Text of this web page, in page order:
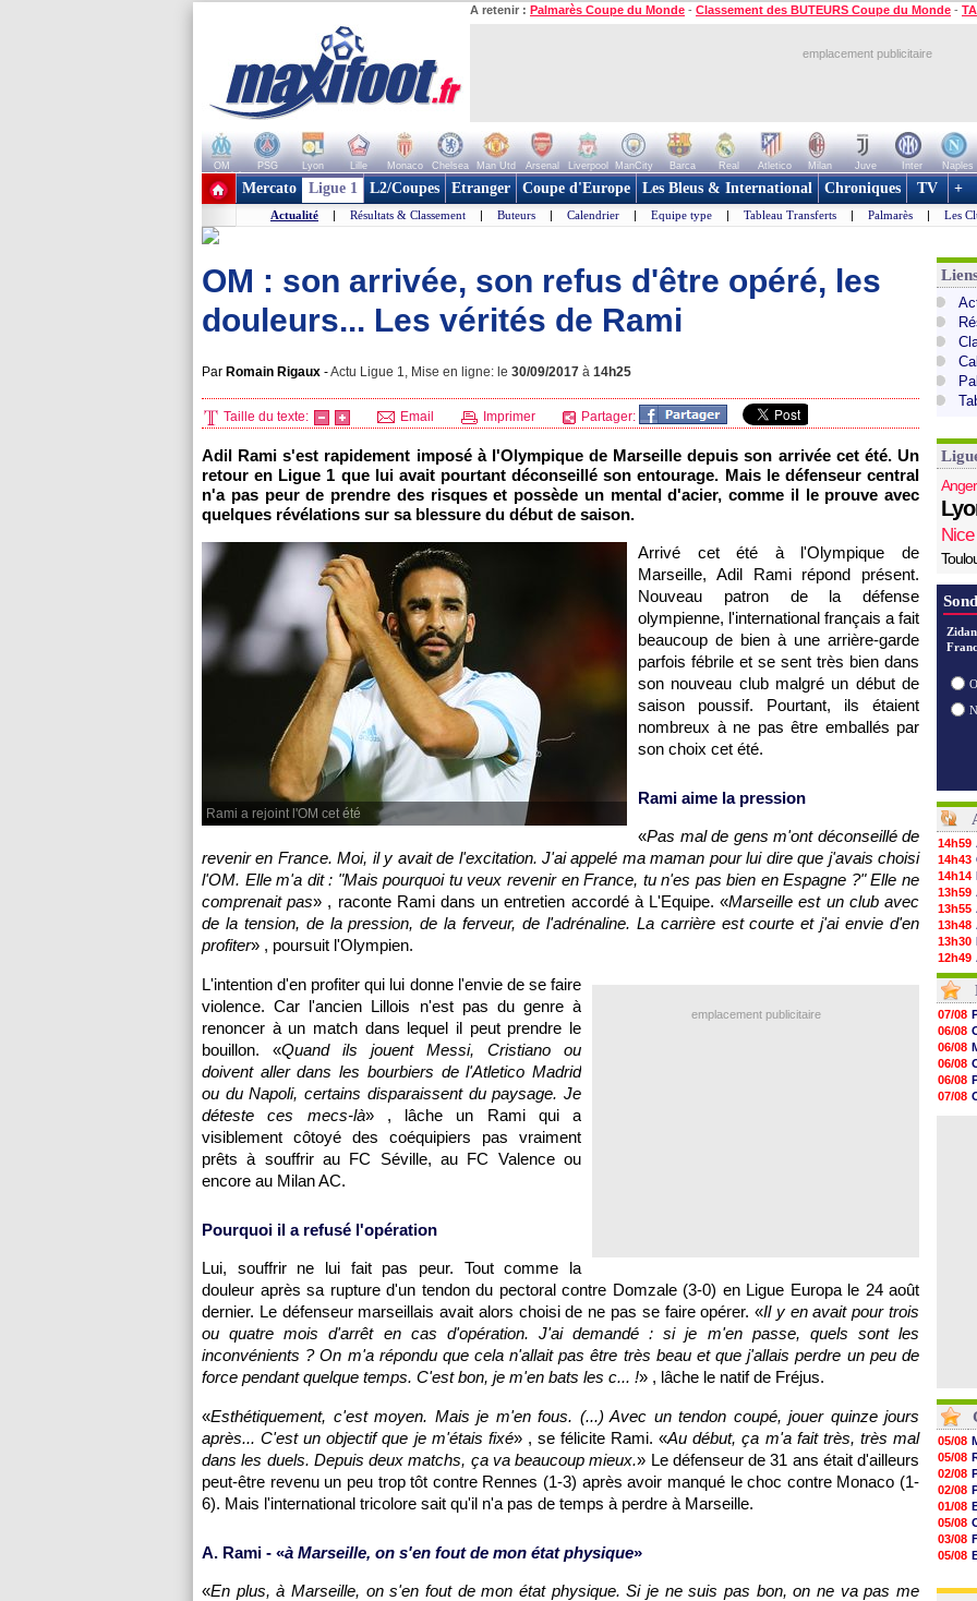
A retenir : Palmarès Coupe du Monde - Classement des BUTEURS Coupe du Monde -
emplacement publicitaire
OM PSG Lyon Lille Monaco Chelsea Man Utd Arsenal Liverpool ManCity Barca Real Atletico Milan Juve Inter Naples
+ de clubs
Mercato Ligue 1 L2/Coupes Etranger Coupe d'Europe Les Bleus & International Chroniques TV +
Actualité | Résultats & Classement | Buteurs | Calendrier | Equipe type | Tableau Transferts | Palmarès | Les
OM : son arrivée, son refus d'être opéré, les
douleurs... Les vérités de Rami
Par Romain Rigaux -Actu Ligue 1, Mise en ligne: le 30/09/2017 à 14h25
Taille du texte: Email Imprimer Partager:
Adil Rami s'est rapidement imposé à l'Olympique de Marseille depuis son arrivée cet été. Un
retour en Ligue 1 que lui avait pourtant déconseillé son entourage. Mais le défenseur central
n'a pas peur de prendre des risques et possède un mental d'acier, comme il le prouve avec
quelques révélations sur sa blessure du début de saison.
Rami a rejoint l'OM cet été
Arrivé cet été à l'Olympique de
Marseille, Adil Rami répond présent.
Nouveau patron de la défense
olympienne, l'international français a fait
beaucoup de bien à une arrière-garde
parfois fébrile et se sent très bien dans
son nouveau club malgré un début de
saison poussif. Pourtant, ils étaient
nombreux à ne pas être emballés par
son choix cet été.
Rami aime la pression
«Pas mal de gens m'ont déconseillé de
revenir en France. Moi, il y avait de l'excitation. J'ai appelé ma maman pour lui dire que j'avais choisi
l'OM. Elle m'a dit : "Mais pourquoi tu veux revenir en France, tu n'es pas bien en Espagne ?" Elle ne
comprenait pas» , raconte Rami dans un entretien accordé à L'Equipe. «Marseille est un club avec
de la tension, de la pression, de la ferveur, de l'adrénaline. La carrière est courte et j'ai envie d'en
profiter» , poursuit l'Olympien.
emplacement publicitaire
L'intention d'en profiter qui lui donne l'envie de se faire
violence. Car l'ancien Lillois n'est pas du genre à
renoncer à un match dans lequel il peut prendre le
bouillon. «Quand ils jouent Messi, Cristiano ou
doivent aller dans les bourbiers de l'Atletico Madrid
ou du Napoli, certains disparaissent du paysage. Je
déteste ces mecs-là» , lâche un Rami qui a
visiblement côtoyé des coéquipiers pas vraiment
prêts à souffrir au FC Séville, au FC Valence ou
encore au Milan AC.
Pourquoi il a refusé l'opération
Lui, souffrir ne lui fait pas peur. Tout comme la
douleur après sa rupture d'un tendon du pectoral contre Domzale (3-0) en Ligue Europa le 24 août
dernier. Le défenseur marseillais avait alors choisi de ne pas se faire opérer. «Il y en avait pour trois
ou quatre mois d'arrêt en cas d'opération. J'ai demandé : si je m'en passe, quels sont les
inconvénients ? On m'a répondu que cela n'allait pas être très beau et que j'allais perdre un peu de
force pendant quelque temps. C'est bon, je m'en bats les c... !» , lâche le natif de Fréjus.
«Esthétiquement, c'est moyen. Mais je m'en fous. (...) Avec un tendon coupé, jouer quinze jours
après... C'est un objectif que je m'étais fixé» , se félicite Rami. «Au début, ça m'a fait très, très mal
dans les duels. Depuis deux matchs, ça va beaucoup mieux.» Le défenseur de 31 ans était d'ailleurs
peut-être revenu un peu trop tôt contre Rennes (1-3) après avoir manqué le choc contre Monaco (1-
6). Mais l'international tricolore sait qu'il n'a pas de temps à perdre à Marseille.
A. Rami - «à Marseille, on s'en fout de mon état physique»
«En plus, à Marseille, on s'en fout de mon état physique. Si je ne suis pas bon, on ne va pas me
Nice
14h59
14h43
14h14
13h59
13h55
13h48
13h30
12h49
12h22
12h00
11h46
11h20
10h49
10h32
10h10
09h49
09h35
07/08
06/08
06/08
06/08
06/08
07/08
05/08
05/08
02/08
02/08
01/08
05/08
03/08
05/08
03/08